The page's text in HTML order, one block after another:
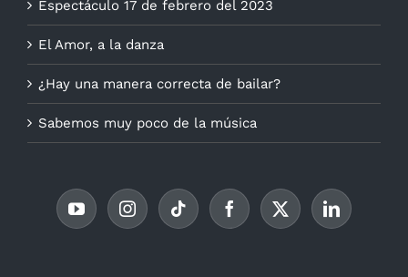
Espectáculo 17 de febrero del 2023
El Amor, a la danza
¿Hay una manera correcta de bailar?
Sabemos muy poco de la música